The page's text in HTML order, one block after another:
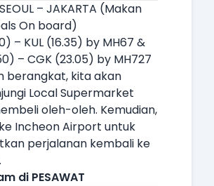
– JAKARTA (Makan
On board)
– KUL (16.35) by MH67 &
– CGK (23.05) by MH727
berangkat, kita akan
Local Supermarket
oleh-oleh. Kemudian,
Incheon Airport untuk
perjalanan kembali ke
di PESAWAT